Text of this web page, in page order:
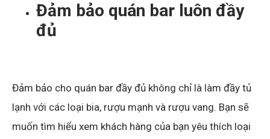
Đảm bảo quán bar luôn đầy
đủ
Đảm bảo cho quán bar đầy đủ không chỉ là làm đầy tủ
lạnh với các loại bia, rượu mạnh và rượu vang. Bạn sẽ
muốn tìm hiểu xem khách hàng của bạn yêu thích loại